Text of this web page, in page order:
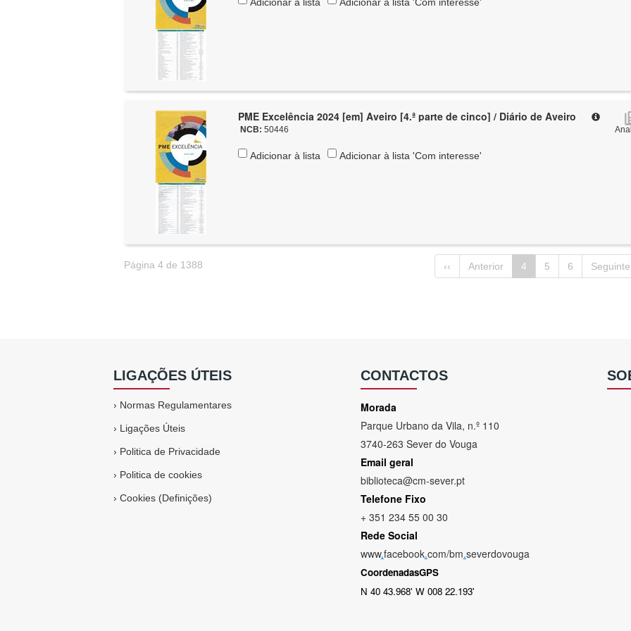
PME Excelência 2024 [em] Aveiro [4.ª parte de cinco] / Diário de Aveiro
NCB:50446
Adicionar à lista Adicionar à lista 'Com interesse'
Página 4 de 1388 ‹‹ Anterior 4 5 6 Seguinte
LIGAÇÕES ÚTEIS
› Normas Regulamentares
› Ligações Úteis
› Politica de Privacidade
› Politica de cookies
›Cookies (Definições)
CONTACTOS
Morada
Parque Urbano da Vila, n.º 110
3740-263 Sever do Vouga
Email geral
biblioteca@cm-sever.pt
Telefone Fixo
+ 351 234 55 00 30
Rede Social
www.facebook.com/bm.severdovouga
CoordenadasGPS
N 40 43.968' W 008 22.193'